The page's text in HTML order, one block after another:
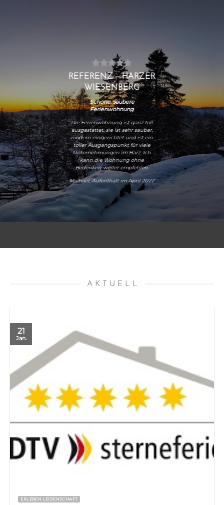
REFERENZ – HARZER
WIESENBERG
Schöne, saubere
Ferienwohnung
Die Ferienwohnung ist ganz toll
ausgestattet, sie ist sehr sauber,
modern eingerichtet und ist ein
toller Ausgangspunkt für viele
Unternehmungen im Harz. Ich
kann die Wohnung ohne
Bedenken weiter empfehlen.
Michael, Aufenthalt im April 2022
A K T U E L L
ERLEBEN LEIDENSCHAFT
21
Jan.